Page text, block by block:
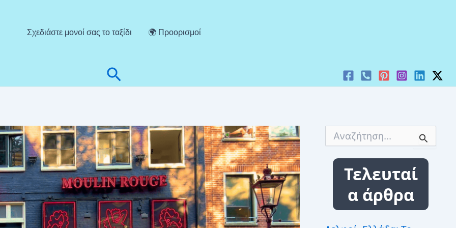
Σχεδιάστε μονοί σας το ταξίδι 🌍 Προορισμοί
Αναζήτηση
Τελευταί
α άρθρα